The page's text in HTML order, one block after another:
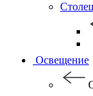
Освещение